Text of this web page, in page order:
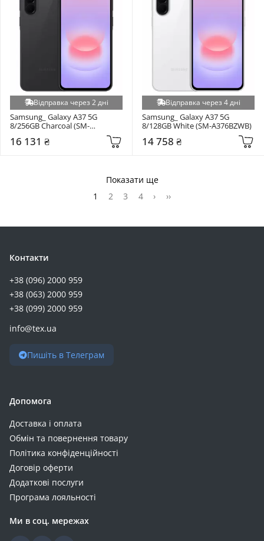
Відправка через 2 дні
Samsung_ Galaxy A37 5G
8/256GB Charcoal (SM-
16 131 ₴
Відправка через 4 дні
Samsung_ Galaxy A37 5G
8/128GB White (SM-A376BZWB)
14 758 ₴
Показати ще
1
2 3 4 › ››
Контакти
+38 (096) 2000 959
+38 (063) 2000 959
+38 (099) 2000 959
info@tex.ua
Пишіть в Телеграм
Допомога
Доставка і оплата
Обмін та повернення товару
Політика конфіденційності
Договір оферти
Додаткові послуги
Програма лояльності
Ми в соц. мережах